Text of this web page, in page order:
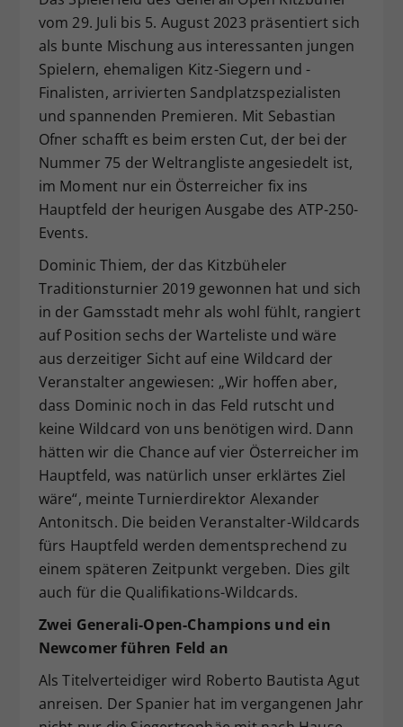
vom 29. Juli bis 5. August 2023 präsentiert sich
als bunte Mischung aus interessanten jungen
Spielern, ehemaligen Kitz-Siegern und -
Finalisten, arrivierten Sandplatzspezialisten
und spannenden Premieren. Mit Sebastian
Ofner schafft es beim ersten Cut, der bei der
Nummer 75 der Weltrangliste angesiedelt ist,
im Moment nur ein Österreicher fix ins
Hauptfeld der heurigen Ausgabe des ATP-250-
Events.
Dominic Thiem, der das Kitzbüheler
Traditionsturnier 2019 gewonnen hat und sich
in der Gamsstadt mehr als wohl fühlt, rangiert
auf Position sechs der Warteliste und wäre
aus derzeitiger Sicht auf eine Wildcard der
Veranstalter angewiesen: „Wir hoffen aber,
dass Dominic noch in das Feld rutscht und
keine Wildcard von uns benötigen wird. Dann
hätten wir die Chance auf vier Österreicher im
Hauptfeld, was natürlich unser erklärtes Ziel
wäre“, meinte Turnierdirektor Alexander
Antonitsch. Die beiden Veranstalter-Wildcards
fürs Hauptfeld werden dementsprechend zu
einem späteren Zeitpunkt vergeben. Dies gilt
auch für die Qualifikations-Wildcards.
Zwei Generali-Open-Champions und ein
Newcomer führen Feld an
Als Titelverteidiger wird Roberto Bautista Agut
anreisen. Der Spanier hat im vergangenen Jahr
Zweck
Dieser Wert speichert Ihre Consent-
Einstellungen. Unter anderem eine
zufällig generierte ID, für die
historische Speicherung Ihrer
vorgenommen Einstellungen, falls der
Webseiten-Betreiber dies eingestellt
hat.